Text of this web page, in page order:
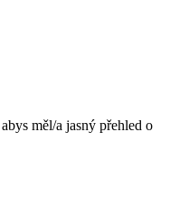
měl/a jasný přehled o